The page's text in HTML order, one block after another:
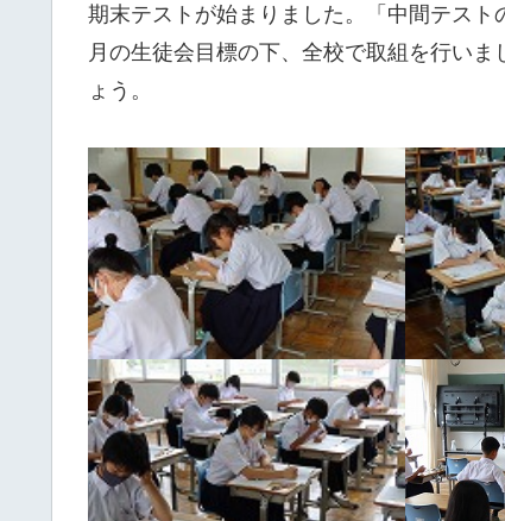
期末テストが始まりました。「中間テス
月の生徒会目標の下、全校で取組を行い
ょう。